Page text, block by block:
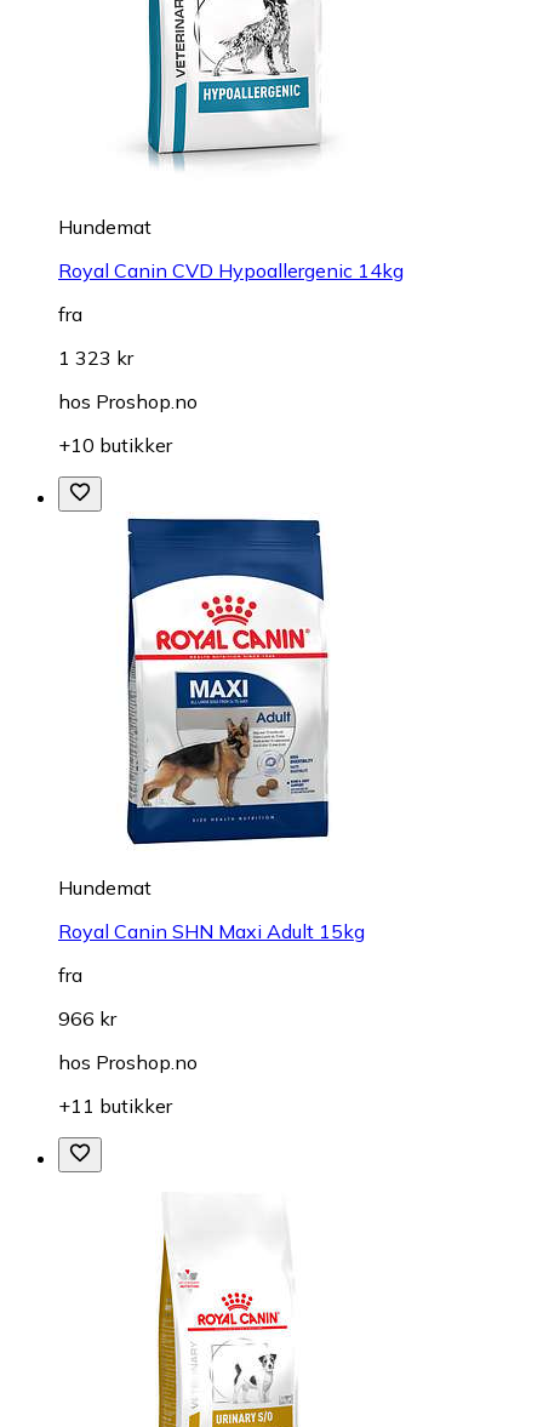
Hundemat
Royal Canin CVD Hypoallergenic 14kg
fra
1 323 kr
hos Proshop.no
+10 butikker
Hundemat
Royal Canin SHN Maxi Adult 15kg
fra
966 kr
hos Proshop.no
+11 butikker